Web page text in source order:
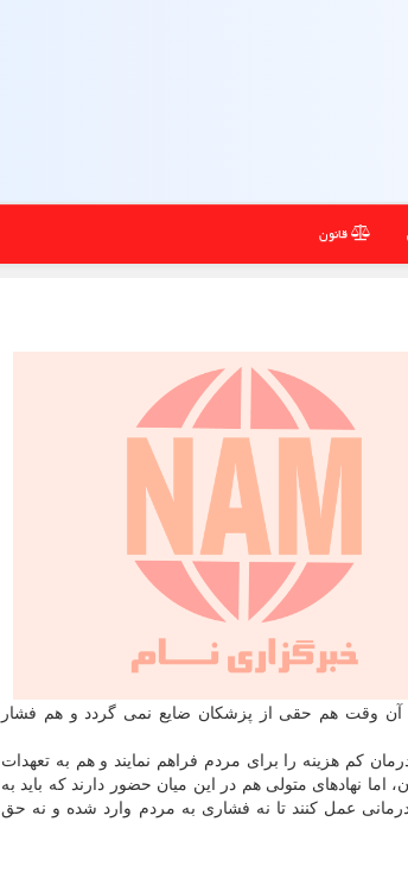
قانون
آن وقت هم حقی از پزشکان ضایع نمی گردد و هم فشار
کم هزینه را برای مردم فراهم نمایند و هم به تعهدات
نهادهای متولی هم در این میان حضور دارند که باید به
عمل کنند تا نه فشاری به مردم وارد شده و نه حق